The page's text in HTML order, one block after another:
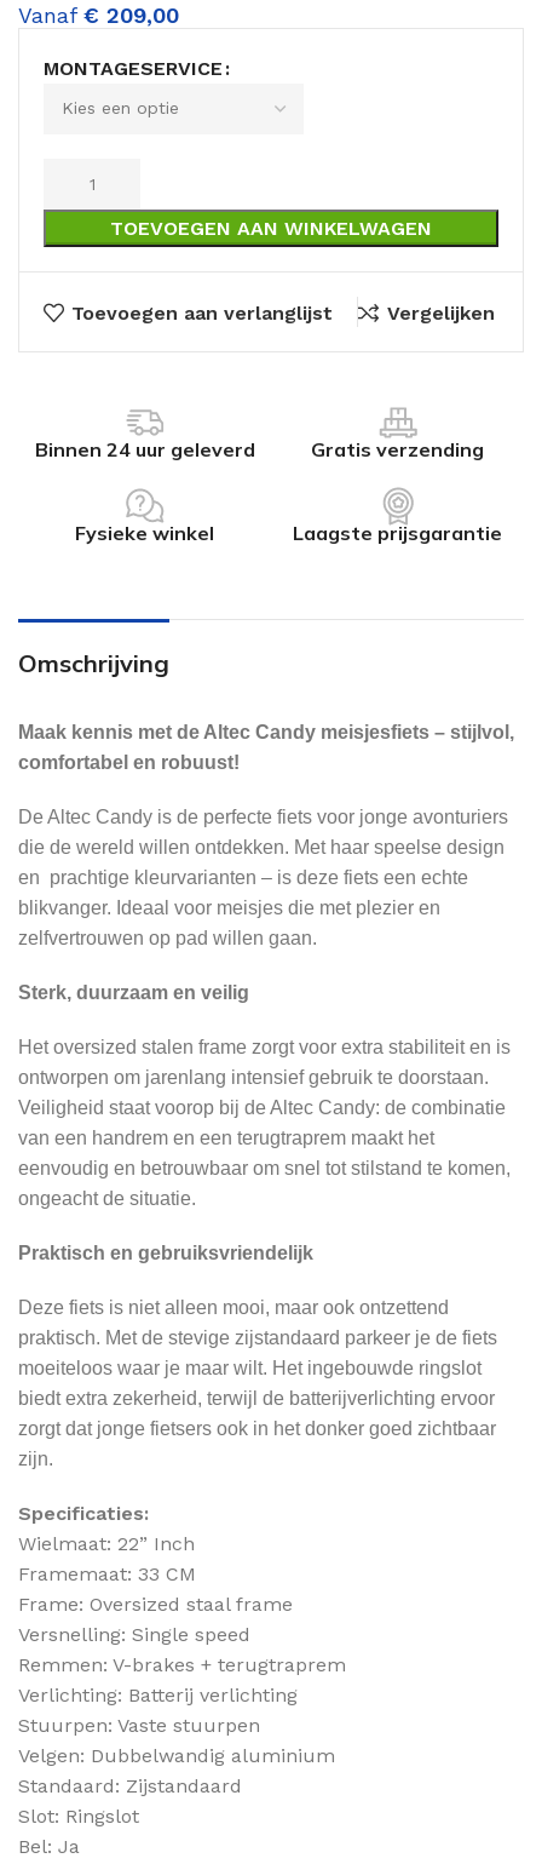
Vanaf € 209,00
MONTAGESERVICE
TOEVOEGEN AAN WINKELWAGEN
Toevoegen aan verlanglijst Vergelijken
Binnen 24 uur geleverd Gratis verzending
Fysieke winkel Laagste prijsgarantie
Omschrijving
Maak kennis met de Altec Candy meisjesfiets – stijlvol,
comfortabel en robuust!
De Altec Candy is de perfecte fiets voor jonge avonturiers
die de wereld willen ontdekken. Met haar speelse design
en prachtige kleurvarianten – is deze fiets een echte
blikvanger. Ideaal voor meisjes die met plezier en
zelfvertrouwen op pad willen gaan.
Sterk, duurzaam en veilig
Het oversized stalen frame zorgt voor extra stabiliteit en is
ontworpen om jarenlang intensief gebruik te doorstaan.
Veiligheid staat voorop bij de Altec Candy: de combinatie
van een handrem en een terugtraprem maakt het
eenvoudig en betrouwbaar om snel tot stilstand te komen,
ongeacht de situatie.
Praktisch en gebruiksvriendelijk
Deze fiets is niet alleen mooi, maar ook ontzettend
praktisch. Met de stevige zijstandaard parkeer je de fiets
moeiteloos waar je maar wilt. Het ingebouwde ringslot
biedt extra zekerheid, terwijl de batterijverlichting ervoor
zorgt dat jonge fietsers ook in het donker goed zichtbaar
zijn.
Specificaties:
Wielmaat: 22” Inch
Framemaat: 33 CM
Frame: Oversized staal frame
Versnelling: Single speed
Remmen: V-brakes + terugtraprem
Verlichting: Batterij verlichting
Stuurpen: Vaste stuurpen
Velgen: Dubbelwandig aluminium
Standaard: Zijstandaard
Slot: Ringslot
Bel: Ja